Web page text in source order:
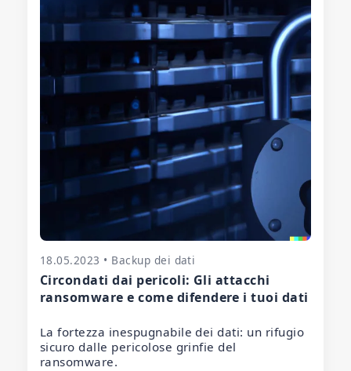
18.05.2023 • Backup dei dati
Circondati dai pericoli: Gli attacchi
ransomware e come difendere i tuoi dati
La fortezza inespugnabile dei dati: un rifugio
sicuro dalle pericolose grinfie del
ransomware.